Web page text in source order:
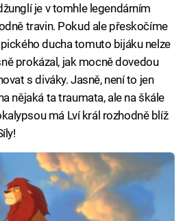
je v tomhle legendárním
travin. Pokud ale přeskočíme
ducha tomuto bijáku nelze
prokázal, jak mocně dovedou
s diváky. Jasně, není to jen
nějaká ta traumata, ale na škále
má Lví král rozhodně blíž